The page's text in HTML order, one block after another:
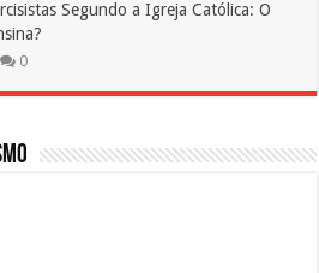
Segundo a Igreja Católica: O
0